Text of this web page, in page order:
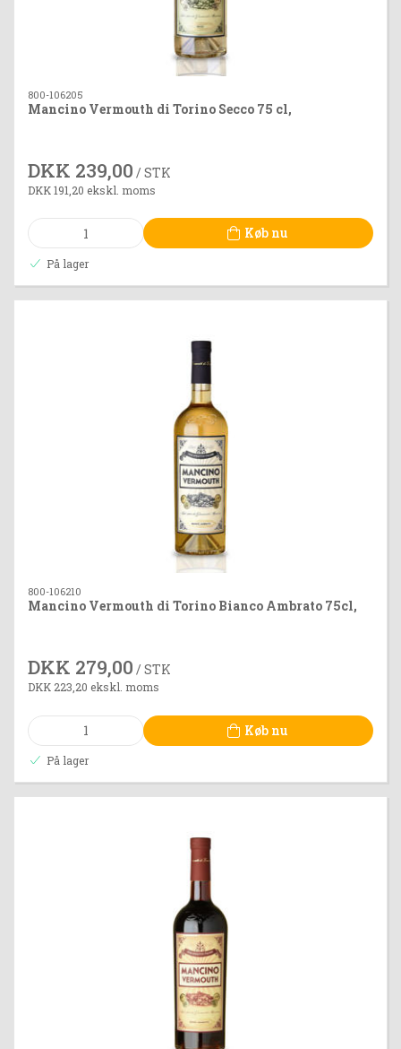
800-106205
Mancino Vermouth di Torino Secco 75 cl,
DKK 239,00 / STK
DKK 191,20 ekskl. moms
Køb nu
På lager
800-106210
Mancino Vermouth di Torino Bianco Ambrato 75cl,
DKK 279,00 / STK
DKK 223,20 ekskl. moms
Køb nu
På lager